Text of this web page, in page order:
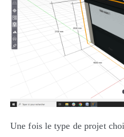
Une fois le type de projet